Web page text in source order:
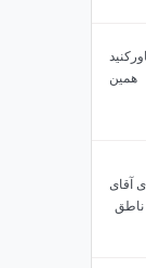
۸۸: باورکنید
آقای
ناطق